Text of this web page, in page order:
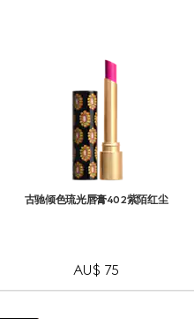
古驰倾色琉光唇膏402紫陌红尘
AU$ 75